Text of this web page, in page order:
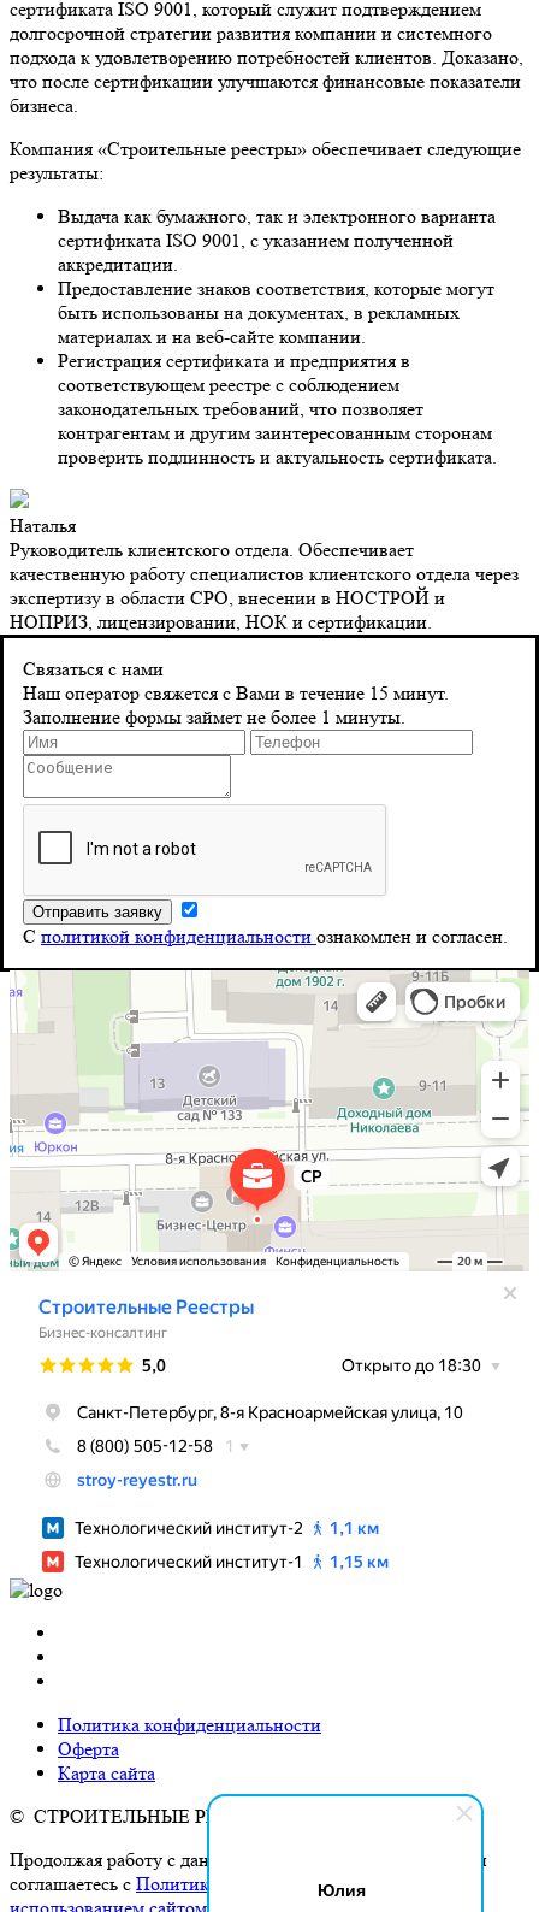
Юлия
сертификата ISO 9001, который служит подтверждением
долгосрочной стратегии развития компании и системного
подхода к удовлетворению потребностей клиентов. Доказано,
что после сертификации улучшаются финансовые показатели
бизнеса.
Компания «Строительные реестры» обеспечивает следующие
результаты:
Выдача как бумажного, так и электронного варианта
сертификата ISO 9001, с указанием полученной
аккредитации.
Предоставление знаков соответствия, которые могут
быть использованы на документах, в рекламных
материалах и на веб-сайте компании.
Регистрация сертификата и предприятия в
соответствующем реестре с соблюдением
законодательных требований, что позволяет
контрагентам и другим заинтересованным сторонам
проверить подлинность и актуальность сертификата.
Наталья
Руководитель клиентского отдела. Обеспечивает
качественную работу специалистов клиентского отдела через
экспертизу в области СРО, внесении в НОСТРОЙ и
НОПРИЗ, лицензировании, НОК и сертификации.
Связаться с нами
Наш оператор свяжется с Вами в течение 15 минут.
Заполнение формы займет не более 1 минуты.
С политикой конфиденциальности ознакомлен и согласен.
Контакты
Адрес
г. Санкт-Петербург 8‑я Красноармейская, д. 10
Телефон
8 (804) 555-10-39
Почта
Политика конфиденциальности
Оферта
Карта сайта
© СТРОИТЕЛЬНЫЕ РЕЕСТРЫ, 2026
Продолжая работу с данным сайтом, Вы подтверждаете и
соглашаетесь с Политикой конфиденциальности и